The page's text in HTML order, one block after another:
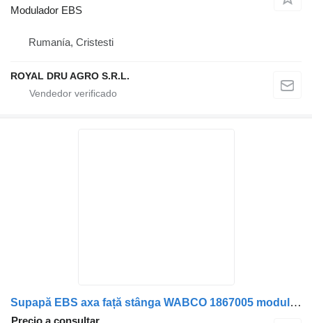
Modulador EBS
Rumanía, Cristesti
ROYAL DRU AGRO S.R.L.
Supapă EBS axa față stânga WABCO 1867005 modulador EBS para DAF 1867005 S4801066050 camión
Precio a consultar